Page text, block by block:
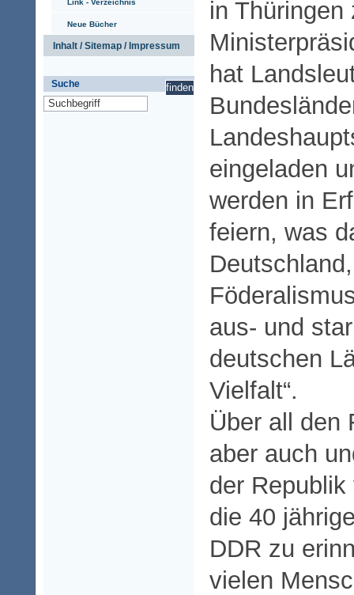
Link - Verzeichnis
Neue Bücher
Inhalt / Sitemap / Impressum
Suche
in Thüringen
hat
eingeladen
werden in
feiern, was
aus- und
deutschen
Vielfalt“.
Über all den
aber auch
der
die 40
DDR zu
vielen